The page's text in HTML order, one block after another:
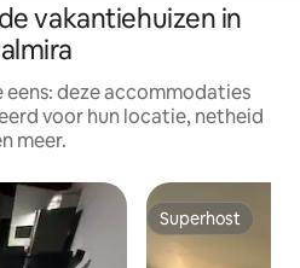
vakantiehuizen in
eens: deze accommodaties
voor hun locatie, netheid
meer.
Superhost
Superhost